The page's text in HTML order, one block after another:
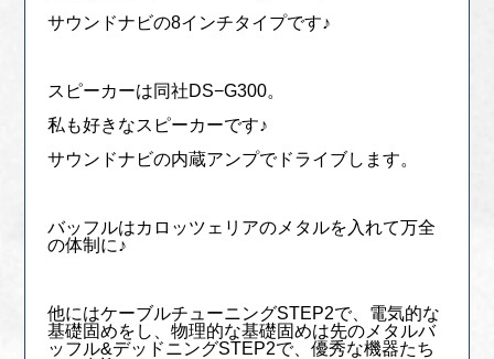
サウンドナビの8インチタイプです♪
スピーカーは同社DS−G300。
私も好きなスピーカーです♪
サウンドナビの内蔵アンプでドライブします。
バッフルはカロッツェリアのメタルを入れて万全
の体制に♪
他にはケーブルチューニングSTEP2で、電気的な
基礎固めをし、物理的な基礎固めは先のメタルバ
ッフル&デッドニングSTEP2で、優秀な機器たち